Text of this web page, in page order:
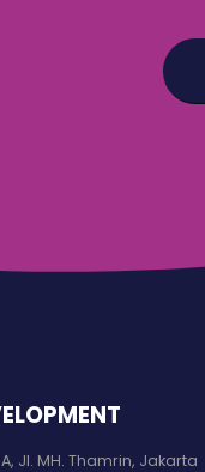
Jl. MH. Thamrin, Jakarta